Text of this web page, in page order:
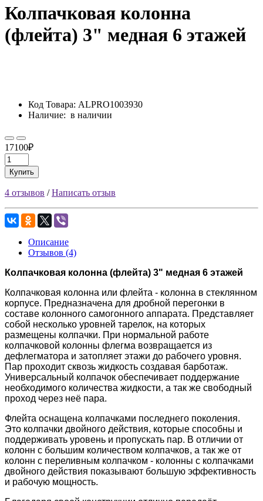
Колпачковая колонна
(флейта) 3" медная 6 этажей
Код Товара: ALPRO1003930
Наличие: в наличии
17100₽
Купить
4 отзывов /Написать отзыв
Описание
Отзывов (4)
Колпачковая колонна (флейта) 3" медная 6 этажей
Колпачковая колонна или флейта - колонна в стеклянном
корпусе. Предназначена для дробной перегонки в
составе колонного самогонного аппарата. Представляет
собой несколько уровней тарелок, на которых
размещены колпачки. При нормальной работе
колпачковой колонны флегма возвращается из
дефлегматора и затопляет этажи до рабочего уровня.
Пар проходит сквозь жидкость создавая барботаж.
Универсальный колпачок обеспечивает поддержание
необходимого количества жидкости, а так же свободный
проход через неё пара.
Флейта оснащена колпачками последнего поколения.
Это колпачки двойного действия, которые способны и
поддерживать уровень и пропускать пар. В отличии от
колонн с большим количеством колпачков, а так же от
колонн с переливным колпачком - колонны с колпачками
двойного действия показывают большую эффективность
и рабочую мощность.